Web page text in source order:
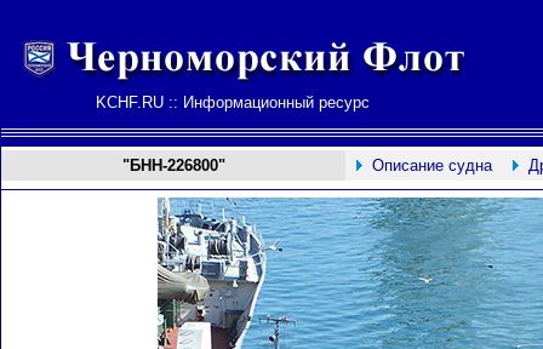
KCHF.RU :: Информационный ресурс
"БНН-226800" Описание судна